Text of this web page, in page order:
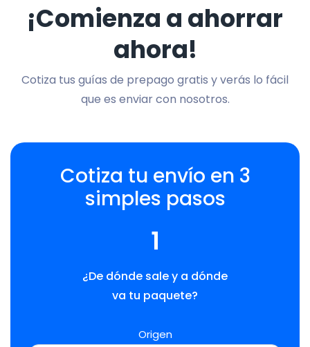
¡Comienza a ahorrar
ahora!
Cotiza tus guías de prepago gratis y verás lo fácil
que es enviar con nosotros.
Cotiza tu envío en 3
simples pasos
1
¿De dónde sale y a dónde
va tu paquete?
Origen